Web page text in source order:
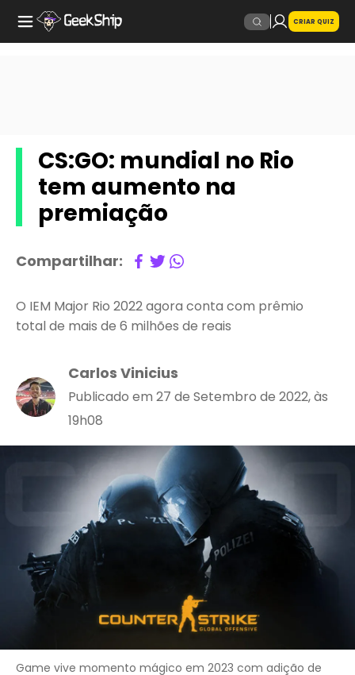
CRIAR QUIZ
CS:GO: mundial no Rio
tem aumento na
premiação
Compartilhar:
O IEM Major Rio 2022 agora conta com prêmio
total de mais de 6 milhões de reais
Carlos Vinicius
Publicado em 27 de Setembro de 2022, às
19h08
Game vive momento mágico em 2023 com adição de